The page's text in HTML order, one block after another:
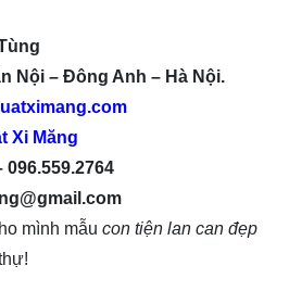
Nội – Đông Anh – Hà Nội.
Xi Măng
096.559.2764
mình mẫu con tiện lan can đẹp